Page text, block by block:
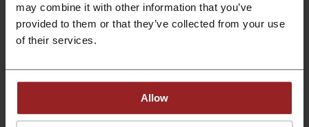
may combine it with other information that you’ve
provided to them or that they’ve collected from your use
of their services.
Allow
11.08.2026